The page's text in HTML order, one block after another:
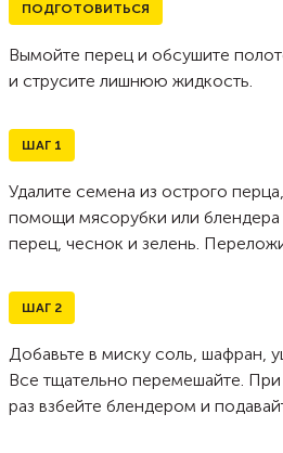
ПОДГОТОВИТЬСЯ
Вымойте перец и обсушите
и струсите лишнюю жидкость.
ШАГ 1
Удалите семена из острого
помощи мясорубки или блендера
перец, чеснок и зелень.
ШАГ 2
Добавьте в миску соль, шафран,
Все тщательно перемешайте.
раз взбейте блендером и